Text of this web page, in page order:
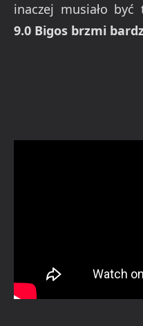
inaczej musiało być
9.0 Bigos brzmi